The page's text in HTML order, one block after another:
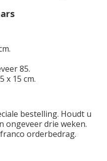
85.
x 15 cm.
bestelling. Houdt u
ongeveer drie weken.
orderbedrag.